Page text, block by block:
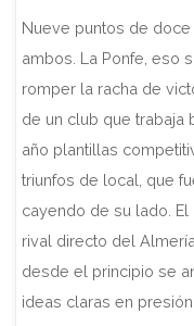
Nueve puntos de
ambos. La Ponfe, eso
romper la racha de
de un club que trabaja
año plantillas
triunfos de local, que
cayendo de su lado.
rival directo del
desde el principio se
ideas claras en